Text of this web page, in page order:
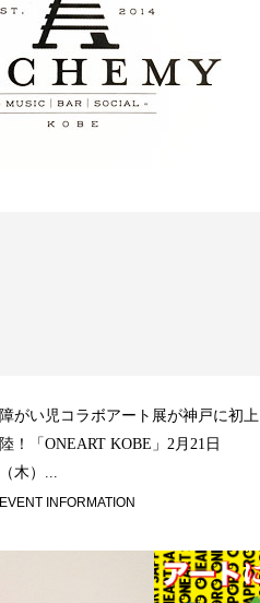
障がい児コラボアート展が神戸に初上
陸！「ONEART KOBE」2月21日
（木）...
EVENT INFORMATION